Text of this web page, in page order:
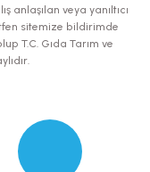
anlaşılan veya yanıltıcı
sitemize bildirimde
T.C. Gıda Tarım ve